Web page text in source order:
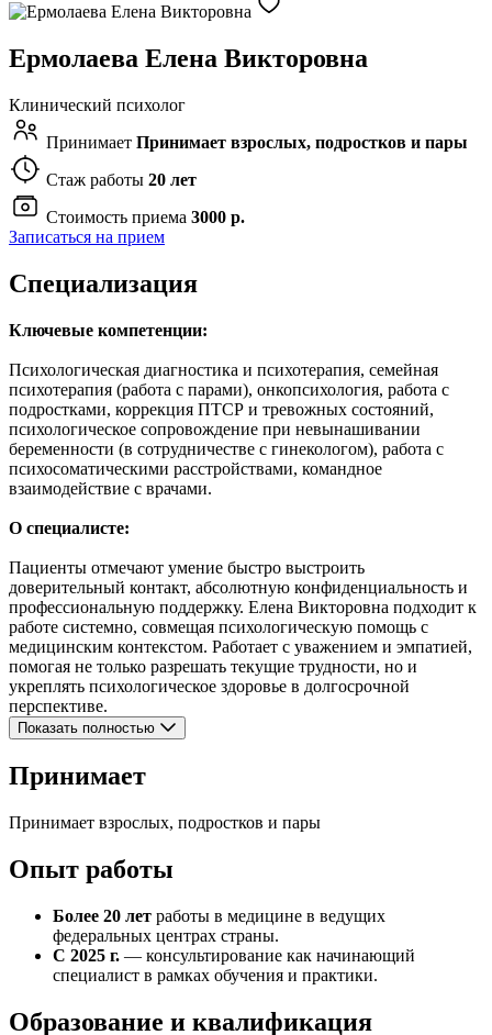
Ермолаева Елена Викторовна
Клинический психолог
Принимает Принимает взрослых, подростков и пары
Стаж работы 20 лет
Стоимость приема 3000 р.
Записаться на прием
Специализация
Ключевые компетенции:
Психологическая диагностика и психотерапия, семейная
психотерапия (работа с парами), онкопсихология, работа с
подростками, коррекция ПТСР и тревожных состояний,
психологическое сопровождение при невынашивании
беременности (в сотрудничестве с гинекологом), работа с
психосоматическими расстройствами, командное
взаимодействие с врачами.
О специалисте:
Пациенты отмечают умение быстро выстроить
доверительный контакт, абсолютную конфиденциальность и
профессиональную поддержку. Елена Викторовна подходит к
работе системно, совмещая психологическую помощь с
медицинским контекстом. Работает с уважением и эмпатией,
помогая не только разрешать текущие трудности, но и
укреплять психологическое здоровье в долгосрочной
перспективе.
Показать полностью
Принимает
Принимает взрослых, подростков и пары
Опыт работы
Более 20 лет работы в медицине в ведущих
федеральных центрах страны.
С 2025 г. — консультирование как начинающий
специалист в рамках обучения и практики.
Образование и квалификация